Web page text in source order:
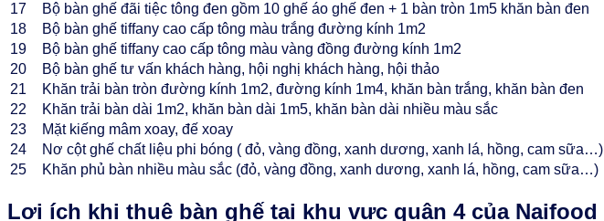
17
Bộ bàn ghế đãi tiệc tông đen gồm 10 ghế áo ghế đen + 1 bàn tròn 1m5 khăn bàn đen
18
Bộ bàn ghế tiffany cao cấp tông màu trắng đường kính 1m2
19
Bộ bàn ghế tiffany cao cấp tông màu vàng đồng đường kính 1m2
20
Bộ bàn ghế tư vấn khách hàng, hội nghị khách hàng, hội thảo
21
Khăn trải bàn tròn đường kính 1m2, đường kính 1m4, khăn bàn trắng, khăn bàn đen
22
Khăn trải bàn dài 1m2, khăn bàn dài 1m5, khăn bàn dài nhiều màu sắc
23
Mặt kiếng mâm xoay, đế xoay
24
Nơ cột ghế chất liệu phi bóng ( đỏ, vàng đồng, xanh dương, xanh lá, hồng, cam sữa…)
25
Khăn phủ bàn nhiều màu sắc (đỏ, vàng đồng, xanh dương, xanh lá, hồng, cam sữa…)
Lợi ích khi thuê bàn ghế tại khu vực quận 4 của Naifood